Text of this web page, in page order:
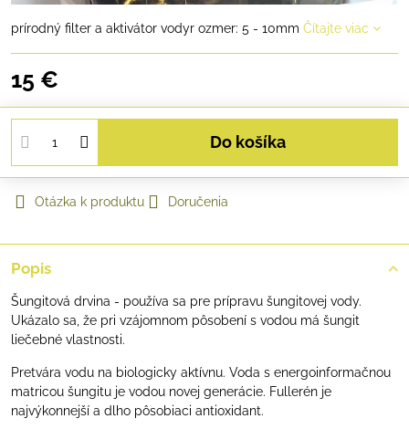
prírodný filter a aktivátor vodyr ozmer: 5 - 10mm Čítajte viac
15 €
Do košíka
Otázka k produktu Doručenia
Popis
Šungitová drvina - používa sa pre prípravu šungitovej vody.
Ukázalo sa, že pri vzájomnom pôsobení s vodou má šungit
liečebné vlastnosti.
Pretvára vodu na biologicky aktívnu. Voda s energoinformačnou
matricou šungitu je vodou novej generácie. Fullerén je
najvýkonnejší a dlho pôsobiaci antioxidant.